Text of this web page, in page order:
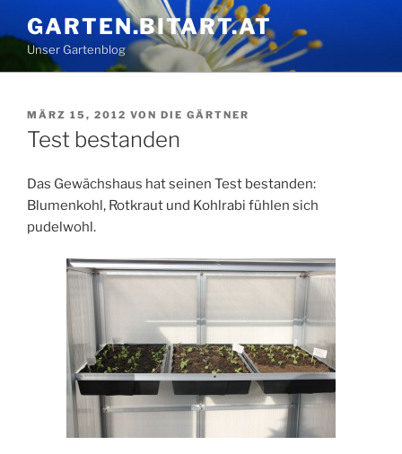
Inhalt
springen
GARTEN.BITART.AT
Unser Gartenblog
VERÖFFENTLICHT
AM
MÄRZ 15, 2012 VON DIE GÄRTNER
Test bestanden
Das Gewächshaus hat seinen Test bestanden:
Blumenkohl, Rotkraut und Kohlrabi fühlen sich
pudelwohl.